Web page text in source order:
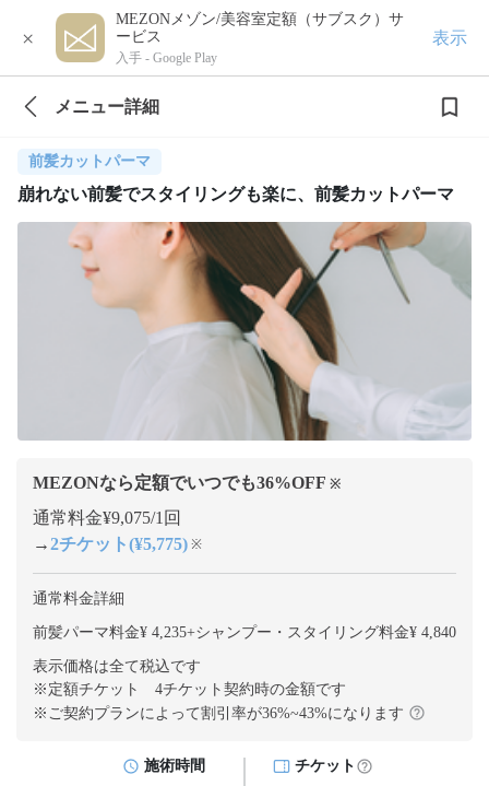
×
MEZONメゾン/美容室定額（サブスク）サ
ービス
入手 - Google Play
表示
メニュー詳細
前髪カットパーマ
崩れない前髪でスタイリングも楽に、前髪カットパーマ
MEZONなら定額でいつでも36%OFF ※
通常料金¥9,075/1回
→2チケット(¥5,775) ※
通常料金詳細
前髪パーマ料金¥ 4,235+シャンプー・スタイリング料金¥ 4,840
表示価格は全て税込です
※定額チケット 4チケット契約時の金額です
※ご契約プランによって割引率が36%~43%になります
施術時間 チケット